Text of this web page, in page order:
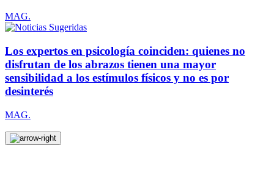
MAG.
Los expertos en psicología coinciden: quienes no
disfrutan de los abrazos tienen una mayor
sensibilidad a los estímulos físicos y no es por
desinterés
MAG.